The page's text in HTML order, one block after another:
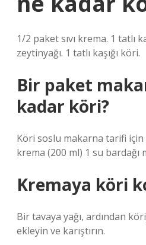
1/2 paket sıvı krema. 1 tatlı
zeytinyağı. 1 tatlı kaşığı köri.
Bir paket
kadar köri?
Köri soslu makarna tarifi
krema (200 ml) 1 su bardağı
Kremaya köri
Bir tavaya yağı, ardından
ekleyin ve karıştırın.